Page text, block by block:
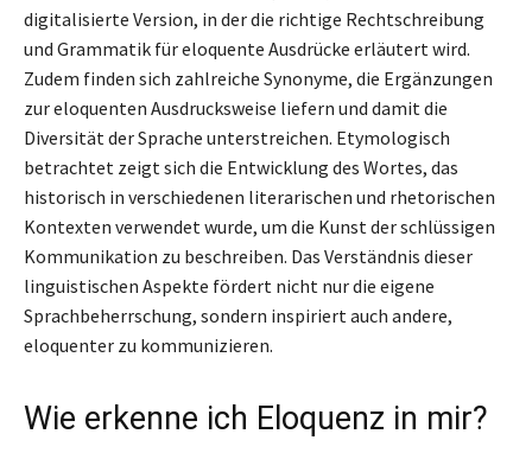
digitalisierte Version, in der die richtige Rechtschreibung
und Grammatik für eloquente Ausdrücke erläutert wird.
Zudem finden sich zahlreiche Synonyme, die Ergänzungen
zur eloquenten Ausdrucksweise liefern und damit die
Diversität der Sprache unterstreichen. Etymologisch
betrachtet zeigt sich die Entwicklung des Wortes, das
historisch in verschiedenen literarischen und rhetorischen
Kontexten verwendet wurde, um die Kunst der schlüssigen
Kommunikation zu beschreiben. Das Verständnis dieser
linguistischen Aspekte fördert nicht nur die eigene
Sprachbeherrschung, sondern inspiriert auch andere,
eloquenter zu kommunizieren.
Wie erkenne ich Eloquenz in mir?